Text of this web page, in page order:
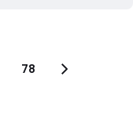
78